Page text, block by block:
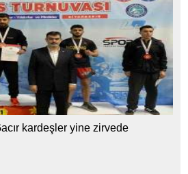
kardeşler yine zirvede